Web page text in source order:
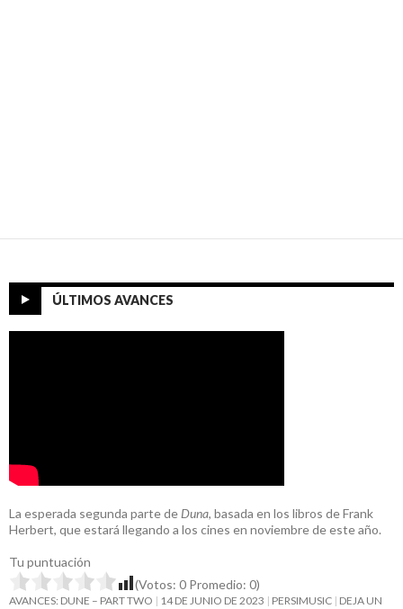
ÚLTIMOS AVANCES
La esperada segunda parte de Duna, basada en los libros de Frank
Herbert, que estará llegando a los cines en noviembre de este año.
Tu puntuación
(Votos: 0 Promedio: 0)
AVANCES: DUNE – PART TWO 14 DE JUNIO DE 2023 PERSIMUSIC DEJA UN